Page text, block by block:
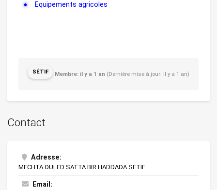
Equipements agricoles
SÉTIF Membre: il y a 1 an (Dernière mise à jour: il y a 1 an)
Contact
Adresse:
MECHTA OULED SATTA BIR HADDADA SETIF
Email: